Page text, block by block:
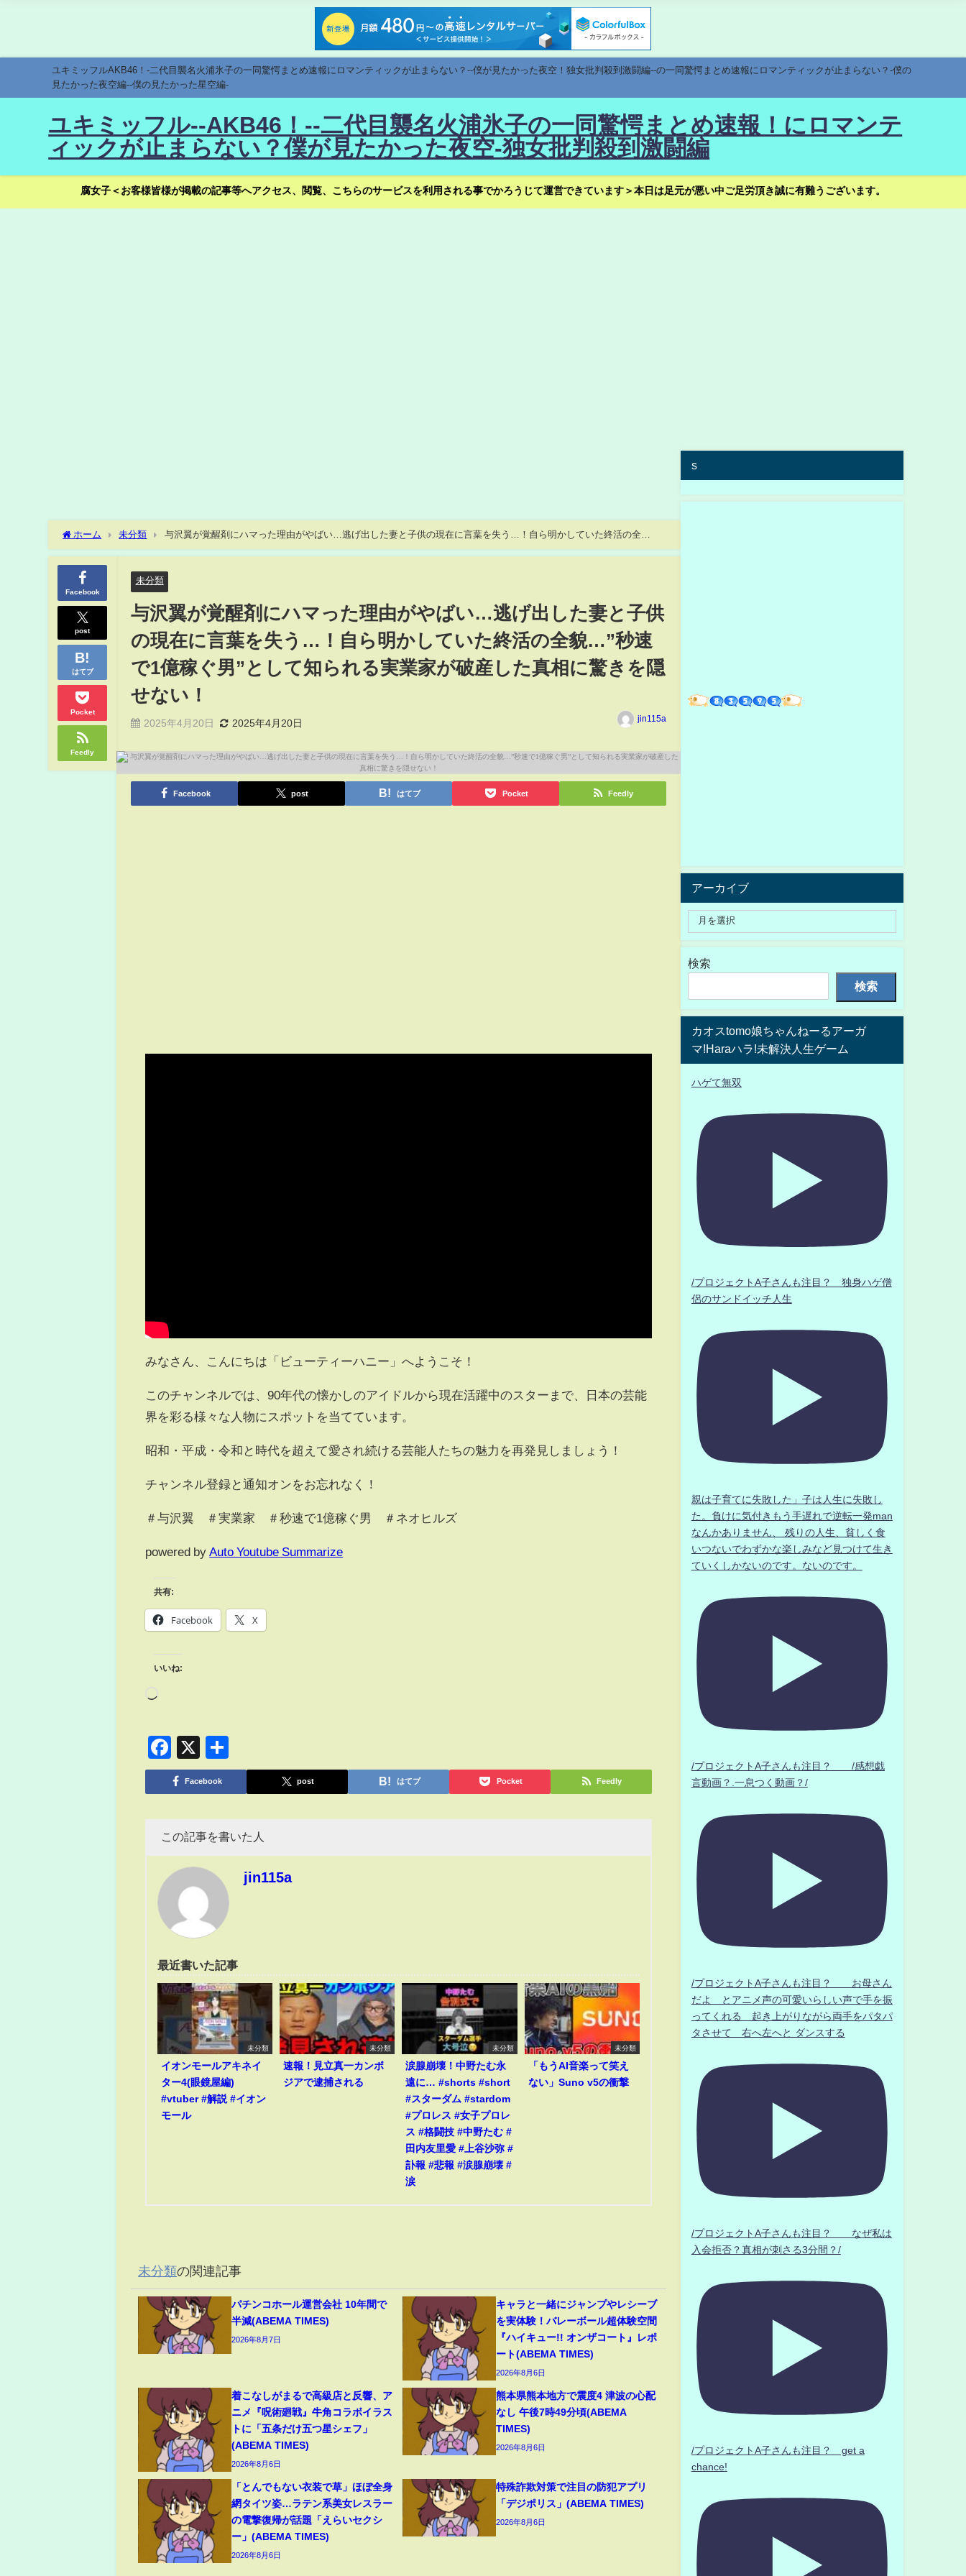
ユキミッフルAKB46！-二代目襲名火浦氷子の一同驚愕まとめ速報にロマンティックが止まらない？--僕が見たかった夜空！独女批判殺到激闘編--の一同驚愕まとめ速報にロマンティックが止まらない？-僕の
見たかった夜空編--僕の見たかった星空編-
ユキミッフル--AKB46！--二代目襲名火浦氷子の一同驚愕まとめ速報！にロマンテ
ィックが止まらない？僕が見たかった夜空-独女批判殺到激闘編
腐女子＜お客様皆様が掲載の記事等へアクセス、閲覧、こちらのサービスを利用される事でかろうじて運営できています＞本日は足元が悪い中ご足労頂き誠に有難うございます。
ホーム 未分類
与沢翼が覚醒剤にハマった理由がやばい…逃げ出した妻と子供の現在に言葉を失う…！自ら明かしていた終活の全
貌…”秒速で1億稼ぐ男”として知られる実業家が破産した真相に驚きを隠せない！
Facebook
post
はてブ
Pocket
Feedly
未分類
与沢翼が覚醒剤にハマった理由がやばい…逃げ出した妻と子供
の現在に言葉を失う…！自ら明かしていた終活の全貌…”秒速
で1億稼ぐ男”として知られる実業家が破産した真相に驚きを隠
せない！
2025年4月20日 2025年4月20日 jin115a
Facebook post はてブ Pocket Feedly
みなさん、こんにちは「ビューティーハニー」へようこそ！
このチャンネルでは、90年代の懐かしのアイドルから現在活躍中のスターまで、日本の芸能
界を彩る様々な人物にスポットを当てています。
昭和・平成・令和と時代を超えて愛され続ける芸能人たちの魅力を再発見しましょう！
チャンネル登録と通知オンをお忘れなく！
＃与沢翼 ＃実業家 ＃秒速で1億稼ぐ男 ＃ネオヒルズ
powered by Auto Youtube Summarize
共有:
Facebook X
いいね:
Facebook
X
有
Facebook post はてブ Pocket Feedly
この記事を書いた人
jin115a
最近書いた記事
未分類
イオンモールアキネイ
ター4(眼鏡屋編)
#vtuber #解説 #イオン
モール
未分類
速報！見立真一カンボ
ジアで逮捕される
未分類
涙腺崩壊！中野たむ永
遠に… #shorts #short
#スターダム #stardom
#プロレス #女子プロレ
ス #格闘技 #中野たむ #
田内友里愛 #上谷沙弥 #
訃報 #悲報 #涙腺崩壊 #
涙
未分類
「もうAI音楽って笑え
ない」Suno v5の衝撃
未分類の関連記事
パチンコホール運営会社 10年間で
半減(ABEMA TIMES)
2026年8月7日
キャラと一緒にジャンプやレシーブ
を実体験！バレーボール超体験空間
『ハイキュー!! オンザコート』レポ
ート(ABEMA TIMES)
2026年8月6日
着こなしがまるで高級店と反響、ア
ニメ『呪術廻戦』牛角コラボイラス
トに「五条だけ五つ星シェフ」
(ABEMA TIMES)
2026年8月6日
熊本県熊本地方で震度4 津波の心配
なし 午後7時49分頃(ABEMA
TIMES)
2026年8月6日
「とんでもない衣装で草」ほぼ全身
網タイツ姿…ラテン系美女レスラー
の電撃復帰が話題「えらいセクシ
ー」(ABEMA TIMES)
2026年8月6日
特殊詐欺対策で注目の防犯アプリ
「デジポリス」(ABEMA TIMES)
2026年8月6日
s
アーカイブ
検索
検索
カオスtomo娘ちゃんねーるアーガ
マ!Haraハラ!未解決人生ゲーム
ハゲて無双
/プロジェクトA子さんも注目？ 独身ハゲ僧
侶のサンドイッチ人生
親は子育てに失敗した」子は人生に失敗し
た。負けに気付きもう手遅れで逆転一発man
なんかありません、 残りの人生、貧しく食
いつないでわずかな楽しみなど見つけて生き
ていくしかないのです。ないのです。
/プロジェクトA子さんも注目？ /感想戯
言動画？.一息つく動画？/
/プロジェクトA子さんも注目？ お母さん
だよ とアニメ声の可愛いらしい声で手を振
ってくれる 起き上がりながら両手をパタパ
タさせて 右へ左へと ダンスする
/プロジェクトA子さんも注目？ なぜ私は
入会拒否？真相が刺さる3分間？/
/プロジェクトA子さんも注目？ get a
chance!